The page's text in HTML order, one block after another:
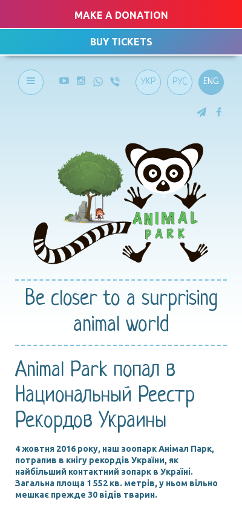
MAKE A DONATION
BUY TICKETS
ENG
РУС
УКР
Be closerto a surprising
animal world
Animal Park попал в
Национальный Реестр
Рекордов Украины
4 жовтня 2016 року, наш зоопарк Анімал Парк,
потрапив в кнігу рекордів України, як
найбільший контактний зопарк в Україні.
Загальна площа 1 552 кв. метрів, у ньом вільно
мешкає прежде 30 відів тварин.